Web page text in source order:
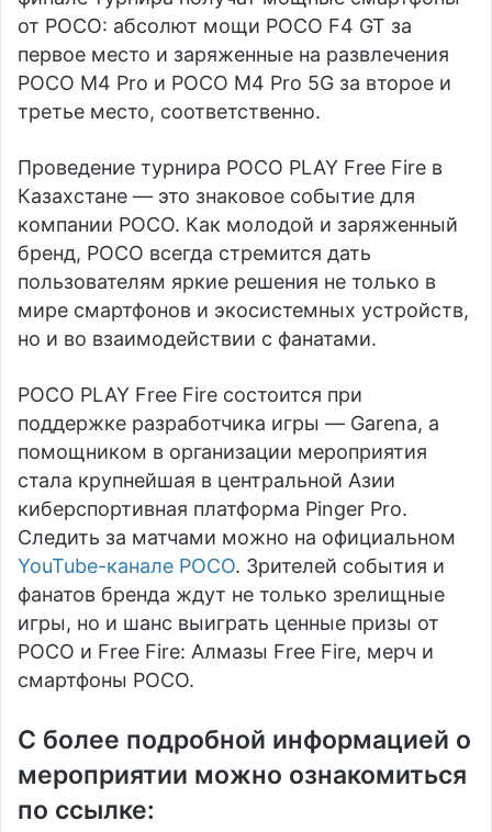
от POCO: абсолют мощи POCO F4 GT за
первое место и заряженные на развлечения
POCO M4 Pro и POCO M4 Pro 5G за второе и
третье место, соответственно.
Проведение турнира POCO PLAY Free Fire в
Казахстане — это знаковое событие для
компании POCO. Как молодой и заряженный
бренд, POCO всегда стремится дать
пользователям яркие решения не только в
мире смартфонов и экосистемных устройств,
но и во взаимодействии с фанатами.
POCO PLAY Free Fire состоится при
поддержке разработчика игры — Garena, а
помощником в организации мероприятия
стала крупнейшая в центральной Азии
киберспортивная платформа Pinger Pro.
Следить за матчами можно на официальном
YouTube-канале POCO. Зрителей события и
фанатов бренда ждут не только зрелищные
игры, но и шанс выиграть ценные призы от
POCO и Free Fire: Алмазы Free Fire, мерч и
смартфоны POCO.
С более подробной информацией о
мероприятии можно ознакомиться
по ссылке: